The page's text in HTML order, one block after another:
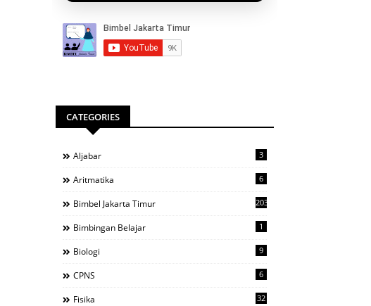
CATEGORIES
Aljabar 3
Aritmatika 6
Bimbel Jakarta Timur 203
Bimbingan Belajar 1
Biologi 9
CPNS 6
Fisika 32